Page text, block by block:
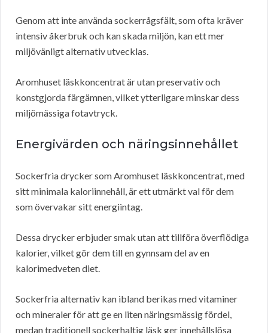
Genom att inte använda sockerrågsfält, som ofta kräver
intensiv åkerbruk och kan skada miljön, kan ett mer
miljövänligt alternativ utvecklas.
Aromhuset läskkoncentrat är utan preservativ och
konstgjorda färgämnen, vilket ytterligare minskar dess
miljömässiga fotavtryck.
Energivärden och näringsinnehållet
Sockerfria drycker som Aromhuset läskkoncentrat, med
sitt minimala kaloriinnehåll, är ett utmärkt val för dem
som övervakar sitt energiintag.
Dessa drycker erbjuder smak utan att tillföra överflödiga
kalorier, vilket gör dem till en gynnsam del av en
kalorimedveten diet.
Sockerfria alternativ kan ibland berikas med vitaminer
och mineraler för att ge en liten näringsmässig fördel,
medan traditionell sockerhaltig läsk ger innehållslösa